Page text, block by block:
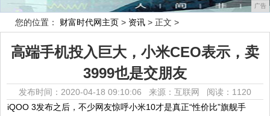
广告
您的位置： 财富时代网主页 > 资讯 > 正文 >
高端手机投入巨大，小米CEO表示，卖
3999也是交朋友
发布时间：2020-04-18 09:10:06 来源：互联网 阅读：1120
iQOO 3发布之后，不少网友惊呼小米10才是真正“性价比”旗舰手